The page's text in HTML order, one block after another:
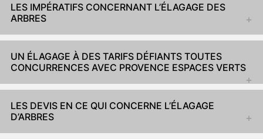
LES IMPÉRATIFS CONCERNANT L’ÉLAGAGE DES
ARBRES
UN ÉLAGAGE À DES TARIFS DÉFIANTS TOUTES
CONCURRENCES AVEC PROVENCE ESPACES VERTS
LES DEVIS EN CE QUI CONCERNE L’ÉLAGAGE
D’ARBRES